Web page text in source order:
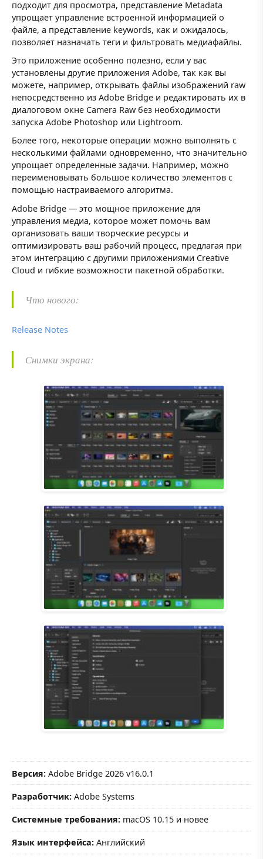
подходит для просмотра, представление Metadata
упрощает управление встроенной информацией о
файле, а представление keywords, как и ожидалось,
позволяет назначать теги и фильтровать медиафайлы.
Это приложение особенно полезно, если у вас
установлены другие приложения Adobe, так как вы
можете, например, открывать файлы изображений raw
непосредственно из Adobe Bridge и редактировать их в
диалоговом окне Camera Raw без необходимости
запуска Adobe Photoshop или Lightroom.
Более того, некоторые операции можно выполнять с
несколькими файлами одновременно, что значительно
упрощает определенные задачи. Например, можно
переименовывать большое количество элементов с
помощью настраиваемого алгоритма.
Adobe Bridge — это мощное приложение для
управления медиа, которое может помочь вам
организовать ваши творческие ресурсы и
оптимизировать ваш рабочий процесс, предлагая при
этом интеграцию с другими приложениями Creative
Cloud и гибкие возможности пакетной обработки.
Что нового:
Release Notes
Снимки экрана:
Версия: Adobe Bridge 2026 v16.0.1
Разработчик: Adobe Systems
Системные требования: macOS 10.15 и новее
Язык интерфейса: Английский